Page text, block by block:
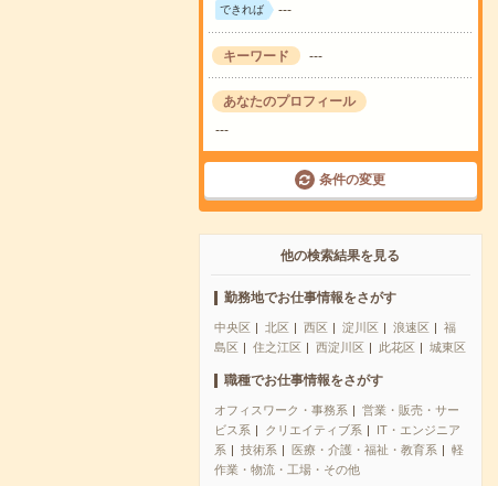
できれば ---
キーワード ---
あなたのプロフィール
---
条件の変更
他の検索結果を見る
勤務地でお仕事情報をさがす
中央区 北区 西区 淀川区 浪速区
福
島区
住之江区 西淀川区 此花区 城東区
職種でお仕事情報をさがす
オフィスワーク・事務系
営業・販売・サー
ビス系
クリエイティブ系
IT・エンジニア
系
技術系 医療・介護・福祉・教育系
軽
作業・物流・工場・その他